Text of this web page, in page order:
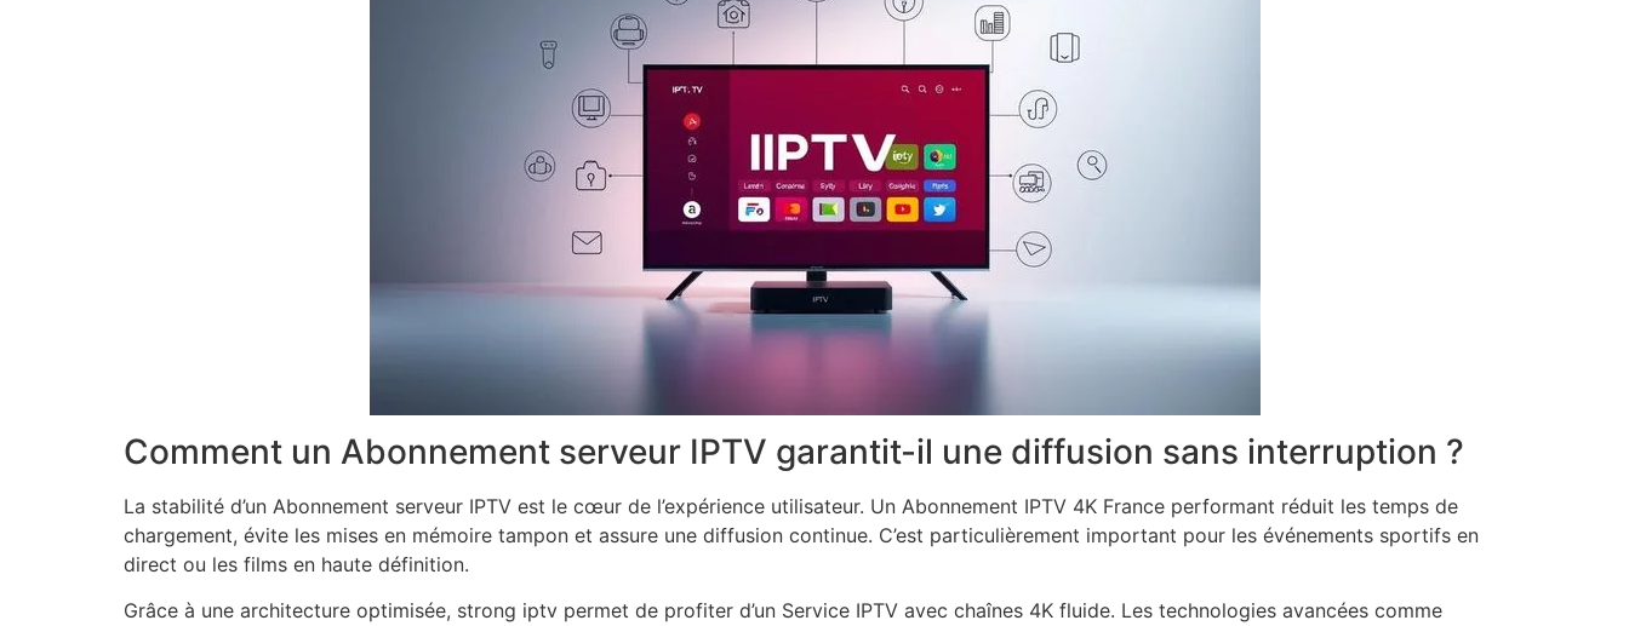
Comment un Abonnement serveur IPTV garantit-il une diffusion sans interruption ?
La stabilité d’un Abonnement serveur IPTV est le cœur de l’expérience utilisateur. Un Abonnement IPTV 4K France performant réduit les temps de
chargement, évite les mises en mémoire tampon et assure une diffusion continue. C’est particulièrement important pour les événements sportifs en
direct ou les films en haute définition.
Grâce à une architecture optimisée, strong iptv permet de profiter d’un Service IPTV avec chaînes 4K fluide. Les technologies avancées comme